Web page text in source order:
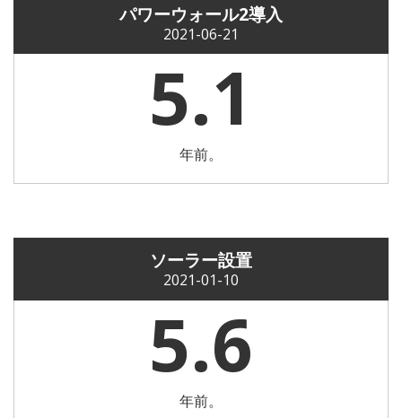
パワーウォール2導入
2021-06-21
5.1
年前。
ソーラー設置
2021-01-10
5.6
年前。